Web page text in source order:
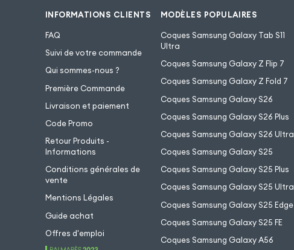
INFORMATIONS CLIENTS
FAQ
Suivi de votre commande
Qui sommes-nous ?
Première Commande
Livraison et paiement
Code Promo
Retour Produits -
Informations
Conditions générales de
vente
Mentions Légales
Guide achat
Offres d'emploi
MODÈLES POPULAIRES
Coques Samsung Galaxy Tab S11
Ultra
Coques Samsung Galaxy Z Flip 7
Coques Samsung Galaxy Z Fold 7
Coques Samsung Galaxy S26
Coques Samsung Galaxy S26 Plus
Coques Samsung Galaxy S26 Ultra
Coques Samsung Galaxy S25
Coques Samsung Galaxy S25 Plus
Coques Samsung Galaxy S25 Ultra
Coques Samsung Galaxy S25 Edge
Coques Samsung Galaxy S25 FE
Coques Samsung Galaxy A56